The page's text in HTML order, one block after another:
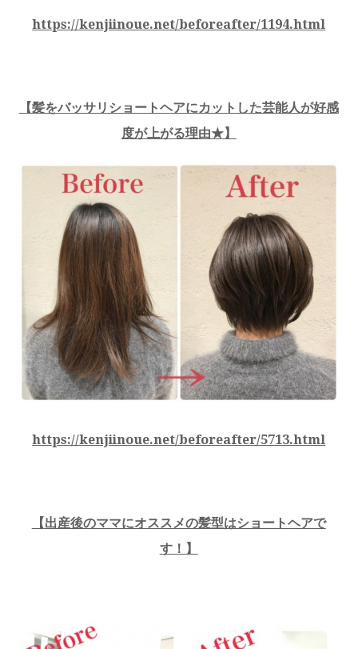
https://kenjiinoue.net/beforeafter/1194.html
【髪をバッサリショートヘアにカットした芸能人が好感
度が上がる理由★】
https://kenjiinoue.net/beforeafter/5713.html
【出産後のママにオススメの髪型はショートヘアで
す！ 】